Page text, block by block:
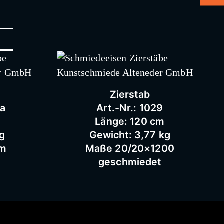
Zierstab
Art.-Nr.: 1029
Länge: 120 cm
Gewicht: 3,77 kg
Maße 20/20×1200
geschmiedet